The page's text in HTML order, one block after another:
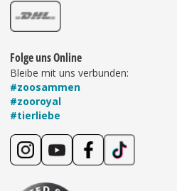
Folge uns Online
Bleibe mit uns verbunden:
#zoosammen
#zooroyal
#tierliebe